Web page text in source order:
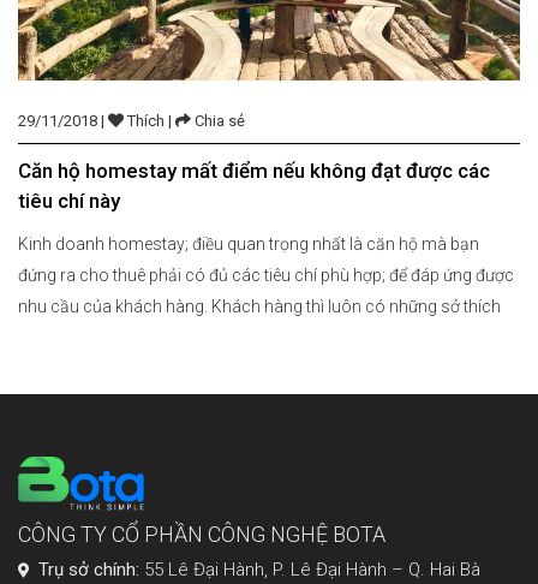
29/11/2018 | Thích | Chia sẻ
Căn hộ homestay mất điểm nếu không đạt được các
tiêu chí này
Kinh doanh homestay; điều quan trọng nhất là căn hộ mà bạn
đứng ra cho thuê phải có đủ các tiêu chí phù hợp; để đáp ứng được
nhu cầu của khách hàng. Khách hàng thì luôn có những sở thích
CÔNG TY CỔ PHẦN CÔNG NGHỆ BOTA
Trụ sở chính: 55 Lê Đại Hành, P. Lê Đại Hành – Q. Hai Bà